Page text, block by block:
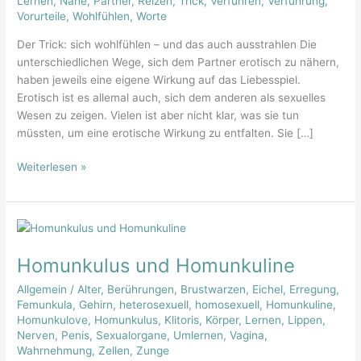
Vorurteile,Wohlfühlen,Worte
Der Trick: sich wohlfühlen – und das auch ausstrahlen Die
unterschiedlichen Wege, sich dem Partner erotisch zu nähern,
haben jeweils eine eigene Wirkung auf das Liebesspiel.
Erotisch ist es allemal auch, sich dem anderen als sexuelles
Wesen zu zeigen. Vielen ist aber nicht klar, was sie tun
müssten, um eine erotische Wirkung zu entfalten. Sie […]
Verführung
Weiterlesen »
Homunkulus und Homunkuline
Allgemein / Alter, Berührungen, Brustwarzen, Eichel, Erregung,
Femunkula, Gehirn, heterosexuell, homosexuell, Homunkuline,
Homunkulove, Homunkulus, Klitoris, Körper, Lernen, Lippen,
Nerven, Penis, Sexualorgane, Umlernen,Vagina,
Wahrnehmung,Zellen,Zunge
Homunkulus
Homunkuline